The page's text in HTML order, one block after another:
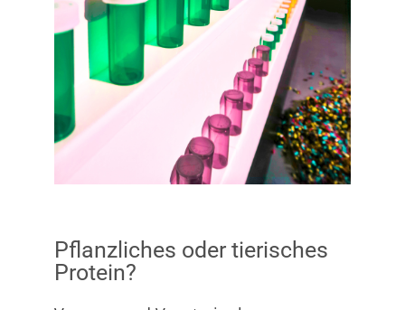
Pflanzliches oder tierisches
Protein?